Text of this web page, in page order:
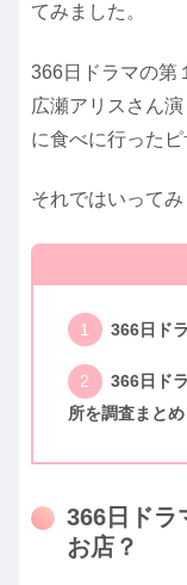
てみました。
366日ドラマの第
広瀬アリスさん
に食べに行ったピ
それではいってみ
366日ド
366日ド
所を調査まとめ
366日ドラ
お店？